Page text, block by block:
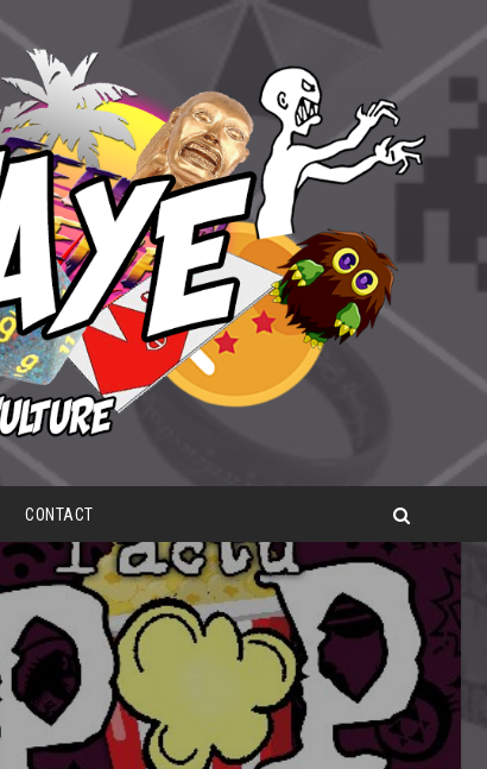
CONTACT